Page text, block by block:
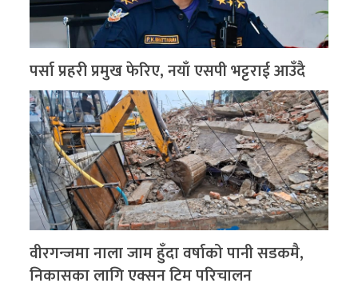
पर्सा प्रहरी प्रमुख फेरिए, नयाँ एसपी भट्टराई आउँदै
वीरगन्जमा नाला जाम हुँदा वर्षाको पानी सडकमै,
निकासका लागि एक्सन टिम परिचालन